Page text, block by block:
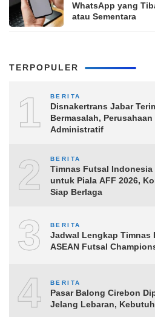
WhatsApp yang
atau Sementara
TERPOPULER
1 BERITA
Disnakertrans Jabar
Bermasalah,
Administratif
2 BERITA
Timnas Futsal Indonesia
untuk Piala AFF 2026,
Siap Berlaga
3 BERITA
Jadwal Lengkap Timnas
ASEAN Futsal
4 BERITA
Pasar Balong Cirebon
Jelang Lebaran,